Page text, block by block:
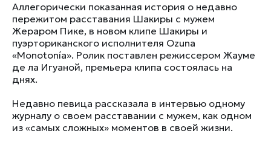
Аллегорически показанная история о недавно
пережитом расставания Шакиры с мужем
Жераром Пике, в новом клипе Шакиры и
пуэрториканского исполнителя Ozuna
«Monotonía». Ролик поставлен режиссером Жауме
де ла Игуаной, премьера клипа состоялась на
днях.
Недавно певица рассказала в интервью одному
журналу о своем расставании с мужем, как одном
из «самых сложных» моментов в своей жизни.